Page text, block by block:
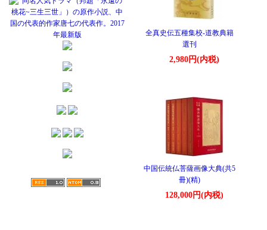
全真史伝五種集校-道教典籍
選刊
2,980円(内税)
中国伝統仏菩薩画像大典(共5
冊)(精)
128,000円(内税)